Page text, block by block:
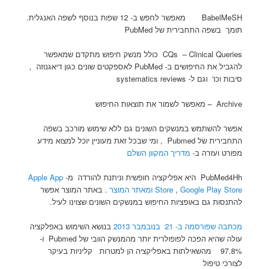
BabelMeSH מאפשר לחפש ב- 12 שפות בנוסף לשפה האנגלית.
תומך בשפה התחבירית של PubMed
CQs – Clinical Queries כולל מנשק חיפוש מתקדם שמאפשר
להגביל את החיפושים ב- PubMed לאספקטים שונים כגון דיאגנוזה ,
סיבות וכו' וגם ל- systematics reviews
Archive – מאפשר לשמור את תוצאות החיפוש
אפשר להשתמש במנשקים השונים גם ללא שימוש מורכב בשפה
התחבירית של Pubmed , ומי שבכל זאת מעוניין יוכל למצוא מידע
מפורט ועזרה ב- מדריך המקוון השלם
PubMed4Hh היא אפליקציה חופשית וניתנת להורדה מ-
Apple App
Store, Google Play Store ומאתר המוצר . באתר המוצר אפשר
להתנסות גם באופציות החיפוש במנשקים השונים שצוינו לעיל.
מכתבה שפורסמה ב- 21 בנובמבר 2013
בנושא השימוש באפלקציה
עולה שהיא הפכה לפופולרית יותר מהמנשק הוובי של Pubmed ו-
97.8% מהשאילתות באפליקציה הן למטרות קליניות בעיקר
לצורכי טיפול